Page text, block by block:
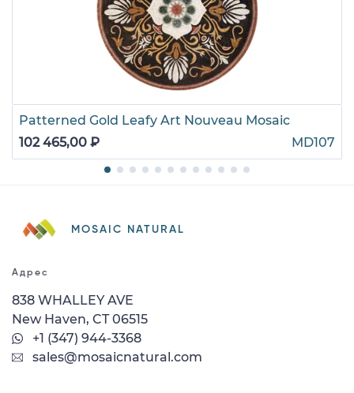
Patterned Gold Leafy Art Nouveau Mosaic
102 465,00 ₽
MD107
MOSAIC NATURAL
Адрес
838 WHALLEY AVE
New Haven, CT 06515
+1 (347) 944-3368
sales@mosaicnatural.com